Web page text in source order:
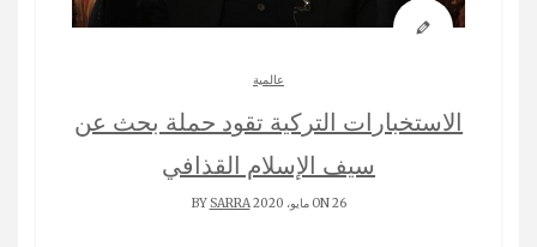
عالمية
الاستخبارات التركية تقود حملة بحث عن
سيف الإسلام القذافي
ON 26 مايو، 2020 BY SARRA